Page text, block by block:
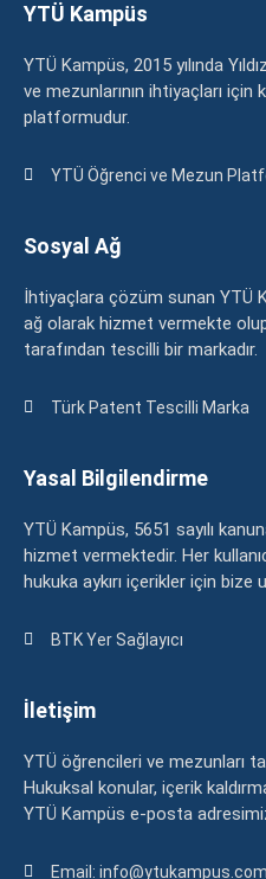
YTÜ Kampüs
YTÜ Kampüs, 2015 yılında
ve mezunlarının ihtiyaçları
platformudur.
YTÜ Öğrenci ve Mezun
Sosyal Ağ
İhtiyaçlara çözüm sunan YTÜ
ağ olarak hizmet vermekte
tarafından tescilli bir markadır.
Türk Patent Tescilli Marka
Yasal Bilgilendirme
YTÜ Kampüs, 5651 sayılı
hizmet vermektedir. Her
hukuka aykırı içerikler için bize
BTK Yer Sağlayıcı
İletişim
YTÜ öğrencileri ve mezunları
Hukuksal konular, içerik
YTÜ Kampüs e-posta
Email: info@ytukampus.com